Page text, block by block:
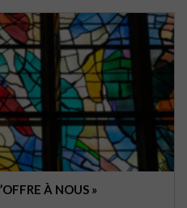
À NOUS »